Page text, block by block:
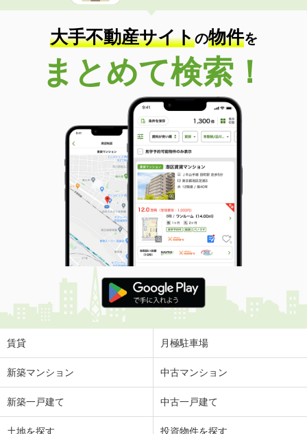
大手不動産サイトの物件を
まとめて検索！
賃貸 月極駐車場
新築マンション 中古マンション
新築一戸建て 中古一戸建て
土地を探す 投資物件を探す